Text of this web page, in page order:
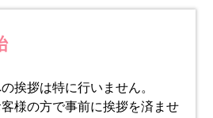
挨拶は特に行いません。
様の方で事前に挨拶を済ませ